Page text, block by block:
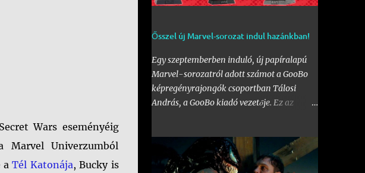
Wars eseményéig
Univerzumból
aTél Katonája, Bucky is
Ősszel új Marvel-sorozat indul hazánkban!
Egy szeptemberben induló, új papíralapú
Marvel-sorozatról adott számot a GooBo
képregényrajongók csoportban Tálosi
András, a GooBo kiadó vezetője. Ez az
" néven futott, 200 számot
megélt magazin, melynek minden része egy